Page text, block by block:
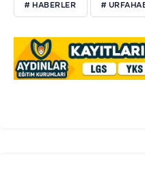
# HABERLER #